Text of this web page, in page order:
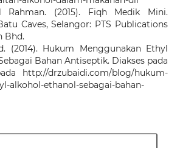
Rahman. (2015). Fiqh Medik Mini.
Caves, Selangor: PTS Publications
Bhd.
(2014). Hukum Menggunakan Ethyl
Bahan Antiseptik. Diakses pada
http://drzubaidi.com/blog/hukum-
alkohol-ethanol-sebagai-bahan-